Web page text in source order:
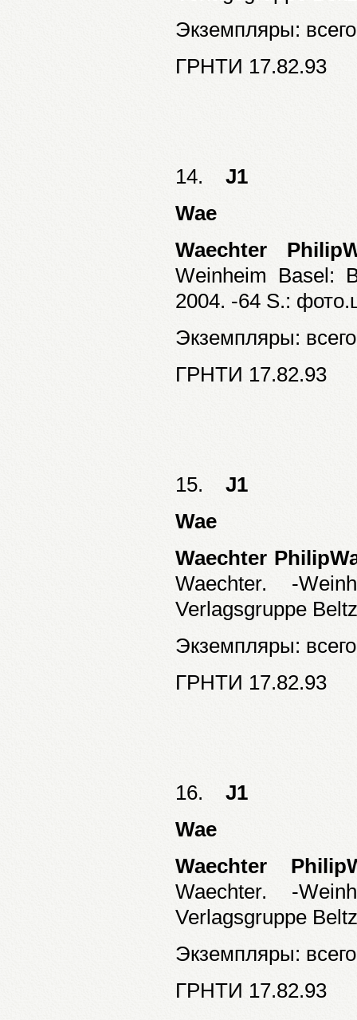
Экземпляры:
ГРНТИ 17.82.93
14. J1
Wae
Waechter
Weinheim Basel:
2004. -64 S.:
Экземпляры:
ГРНТИ 17.82.93
15. J1
Wae
Waechter
Waechter. -
Verlagsgruppe
Экземпляры:
ГРНТИ 17.82.93
16. J1
Wae
Waechter
Waechter. -
Verlagsgruppe
Экземпляры:
ГРНТИ 17.82.93